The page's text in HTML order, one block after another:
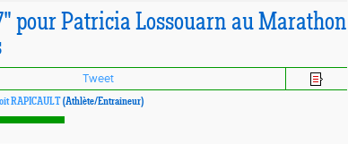
pour Patricia Lossouarn au Marathon
Tweet
RAPICAULT(Athlète/Entraineur)